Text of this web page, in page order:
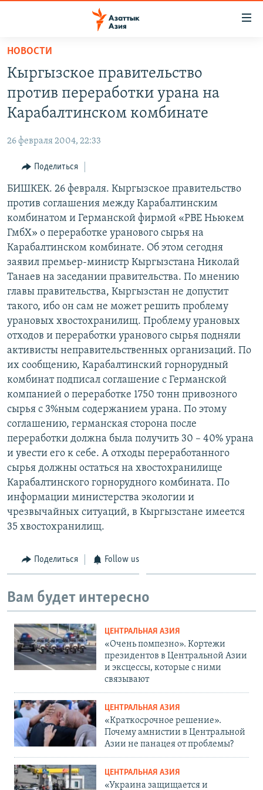
Вернуться
основному
содержанию
Вернутся
главной
навигации
Вернутся
поиску
КАЗАХСТАН
КЫРГЫЗСТАН
ТАДЖИКИСТАН
НОВОСТИ
ВОЙНА В УКРАИНЕ
ҚАЗАҚША
КЫРГЫЗЧА
ЎЗБЕКЧА
ТОҶИКӢ
TÜRKMENÇE
Все сайты РСЕ/РС
НОВОСТИ
Кыргызское правительство
против переработки урана на
Карабалтинском комбинате
26 февраля 2004, 22:33
Поделиться
БИШКЕК. 26 февраля. Кыргызское правительство
против соглашения между Карабалтинским
комбинатом и Германской фирмой «РВЕ Ньюкем
ГмбХ» о переработке уранового сырья на
Карабалтинском комбинате. Об этом сегодня
заявил премьер-министр Кыргызстана Николай
Танаев на заседании правительства. По мнению
главы правительства, Кыргызстан не допустит
такого, ибо он сам не может решить проблему
урановых хвостохранилищ. Проблему урановых
отходов и переработки уранового сырья подняли
активисты неправительственных организаций. По
их сообщению, Карабалтинский горнорудный
комбинат подписал соглашение с Германской
компанией о переработке 1750 тонн привозного
сырья с 3%ным содержанием урана. По этому
соглашению, германская сторона после
переработки должна была получить 30 – 40% урана
и увести его к себе. А отходы переработанного
сырья должны остаться на хвостохранилище
Карабалтинского горнорудного комбината. По
информации министерства экологии и
чрезвычайных ситуаций, в Кыргызстане имеется
35 хвостохранилищ.
Поделиться Follow us
Вам будет интересно
ЦЕНТРАЛЬНАЯ АЗИЯ
«Очень помпезно». Кортежи
президентов в Центральной Азии
и эксцессы, которые с ними
связывают
ЦЕНТРАЛЬНАЯ АЗИЯ
«Краткосрочное решение».
Почему амнистии в Центральной
Азии не панацея от проблемы?
ЦЕНТРАЛЬНАЯ АЗИЯ
«Украина защищается и